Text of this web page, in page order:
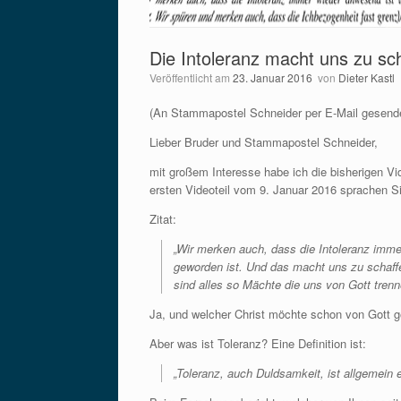
Die Intoleranz macht uns zu
Veröffentlicht am 23. Januar 2016 von Dieter Kastl
(An Stammapostel Schneider per E-Mail
Lieber Bruder und Stammapostel Schneider,
mit großem Interesse habe ich die bisherigen
ersten Videoteil vom 9. Januar 2016 sprachen
Zitat:
„Wir merken auch, dass die Intoleranz
geworden ist. Und das macht uns zu
sind alles so Mächte die uns von Gott
Ja, und welcher Christ möchte schon von Gott
Aber was ist Toleranz? Eine Definition ist:
„Toleranz, auch Duldsamkeit, ist allgemein